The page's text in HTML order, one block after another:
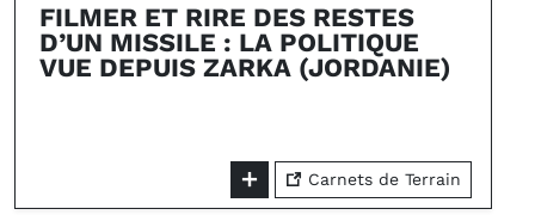
FILMER ET RIRE DES RESTES
D’UN MISSILE : LA POLITIQUE
VUE DEPUIS ZARKA (JORDANIE)
Carnets de Terrain